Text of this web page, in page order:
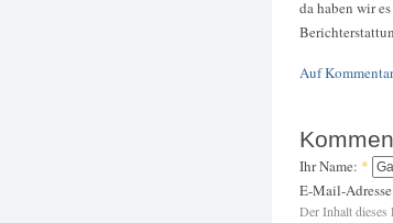
da haben wir
Auf
Ihr Name: *
E-Mail-
Der Inhalt dieses